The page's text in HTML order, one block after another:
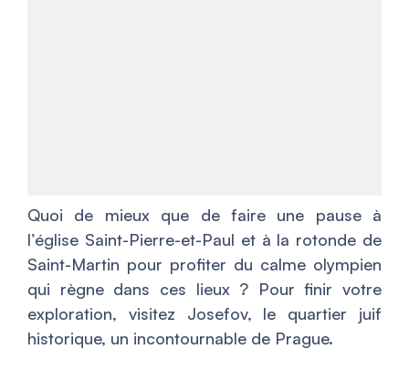
Quoi de mieux que de faire une pause à
l’église Saint-Pierre-et-Paul et à la rotonde de
Saint-Martin pour profiter du calme olympien
qui règne dans ces lieux ? Pour finir votre
exploration, visitez Josefov, le quartier juif
historique, un incontournable de Prague.